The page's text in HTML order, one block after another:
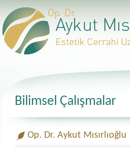
Bilimsel Çalışmalar
Op. Dr. Aykut Mısırlıoğlu